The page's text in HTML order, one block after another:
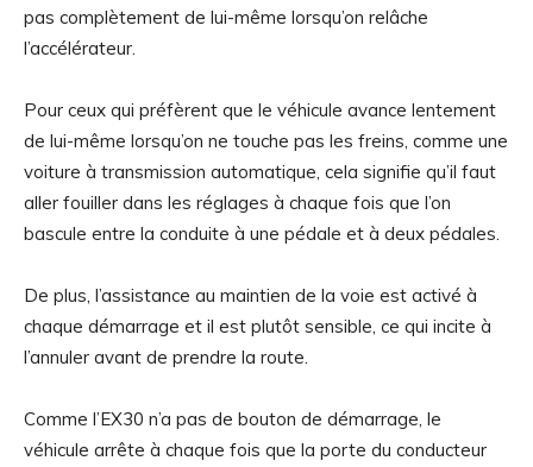
pas complètement de lui-même lorsqu’on relâche
l’accélérateur.
Pour ceux qui préfèrent que le véhicule avance lentement
de lui-même lorsqu’on ne touche pas les freins, comme une
voiture à transmission automatique, cela signifie qu’il faut
aller fouiller dans les réglages à chaque fois que l’on
bascule entre la conduite à une pédale et à deux pédales.
De plus, l’assistance au maintien de la voie est activé à
chaque démarrage et il est plutôt sensible, ce qui incite à
l’annuler avant de prendre la route.
Comme l’EX30 n’a pas de bouton de démarrage, le
véhicule arrête à chaque fois que la porte du conducteur